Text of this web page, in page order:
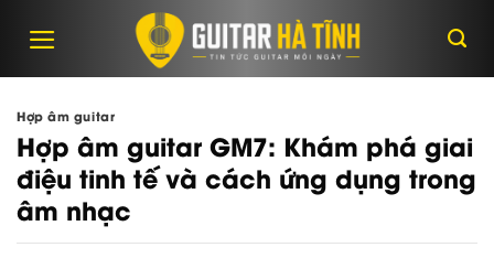
Hợp âm guitar
Hợp âm guitar GM7: Khám phá giai
điệu tinh tế và cách ứng dụng trong
âm nhạc